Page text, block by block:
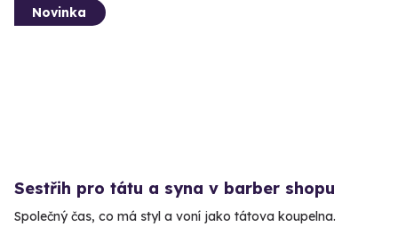
Novinka
Sestřih pro tátu a syna v barber shopu
Společný čas, co má styl a voní jako tátova koupelna.